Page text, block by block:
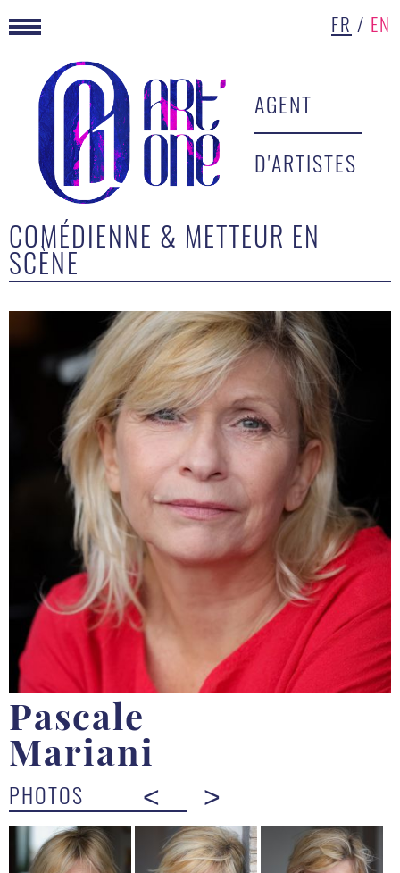
FR / EN
AGENT
D'ARTISTES
COMÉDIENNE & METTEUR EN
SCÈNE
Pascale
Mariani
PHOTOS < >